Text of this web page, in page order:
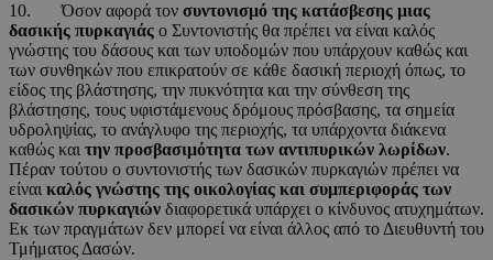
10. Όσον αφορά τον συντονισμό της κατάσβεσης μιας
δασικής πυρκαγιάς ο Συντονιστής θα πρέπει να είναι καλός
γνώστης του δάσους και των υποδομών που υπάρχουν καθώς και
των συνθηκών που επικρατούν σε κάθε δασική περιοχή όπως, το
είδος της βλάστησης, την πυκνότητα και την σύνθεση της
βλάστησης, τους υφιστάμενους δρόμους πρόσβασης, τα σημεία
υδροληψίας, το ανάγλυφο της περιοχής, τα υπάρχοντα διάκενα
καθώς και την προσβασιμότητα των αντιπυρικών λωρίδων.
Πέραν τούτου ο συντονιστής των δασικών πυρκαγιών πρέπει να
είναι καλός γνώστης της οικολογίας και συμπεριφοράς των
δασικών πυρκαγιών διαφορετικά υπάρχει ο κίνδυνος ατυχημάτων.
Εκ των πραγμάτων δεν μπορεί να είναι άλλος από το Διευθυντή του
Τμήματος Δασών.